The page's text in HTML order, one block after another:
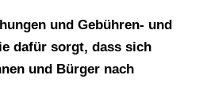
und Gebühren- und
dafür sorgt, dass sich
und Bürger nach